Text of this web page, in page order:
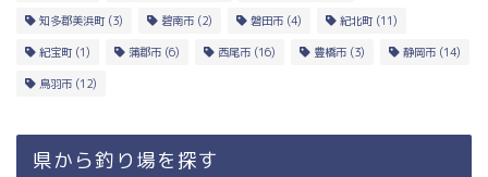
知多郡美浜町 (3) 碧南市 (2) 磐田市 (4) 紀北町 (11)
紀宝町 (1) 蒲郡市 (6) 西尾市 (16) 豊橋市 (3) 静岡市 (14)
鳥羽市 (12)
県から釣り場を探す